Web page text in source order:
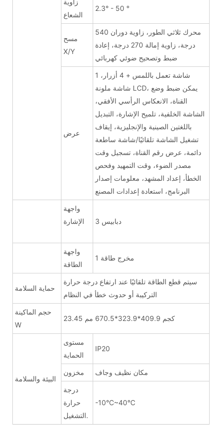
الشعاع
2.3° - 50 °
مسح
X/Y
محرك ثلاثي الطور، زاوية دوران 540
درجة، زاوية إمالة 270 درجة، إعادة
ضبط وتصحيح ضوئي كهربائي
عرض
1 شاشة تعمل باللمس + 4 أزرار،
شاشة ملونة LCD، يمكن ضبط وضع
القناة، الانعكاس الرأسي الأفقي،
الشاشة الخلفية، تلميح الإشارة، التبديل
باللغتين الصينية والإنجليزية، إيقاف
تشغيل الشاشة تلقائيًا/شاشة ساطعة
دائمة، عرض رقم القناة، تسجيل وقت
مصدر الضوء، وقت التمهيد وفحص
الخطأ، إعداد المشهد، معلومات إصدار
البرنامج، استعادة إعدادات المصنع
واجهة
الإشارة
3 دبابيس
واجهة
الطاقة
1 مخرج طاقة
حماية السلامة
سيتم قطع الطاقة تلقائيًا عند ارتفاع درجة حرارة
التركيبة أو حدوث خطأ في النظام
حجم الماكينة
W
23.45 كجم 409.9*323.9*670.5 مم
البيئة والسلامة
مستوى
الحماية
IP20
مخزون مكان نظيف وجاف
درجة
حرارة
التشغيل.
-10°C~40°C